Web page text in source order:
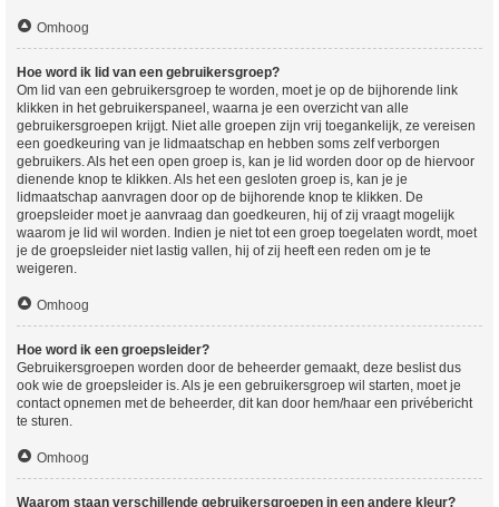
Omhoog
Hoe word ik lid van een gebruikersgroep?
Om lid van een gebruikersgroep te worden, moet je op de bijhorende link
klikken in het gebruikerspaneel, waarna je een overzicht van alle
gebruikersgroepen krijgt. Niet alle groepen zijn vrij toegankelijk, ze vereisen
een goedkeuring van je lidmaatschap en hebben soms zelf verborgen
gebruikers. Als het een open groep is, kan je lid worden door op de hiervoor
dienende knop te klikken. Als het een gesloten groep is, kan je je
lidmaatschap aanvragen door op de bijhorende knop te klikken. De
groepsleider moet je aanvraag dan goedkeuren, hij of zij vraagt mogelijk
waarom je lid wil worden. Indien je niet tot een groep toegelaten wordt, moet
je de groepsleider niet lastig vallen, hij of zij heeft een reden om je te
weigeren.
Omhoog
Hoe word ik een groepsleider?
Gebruikersgroepen worden door de beheerder gemaakt, deze beslist dus
ook wie de groepsleider is. Als je een gebruikersgroep wil starten, moet je
contact opnemen met de beheerder, dit kan door hem/haar een privébericht
te sturen.
Omhoog
Waarom staan verschillende gebruikersgroepen in een andere kleur?